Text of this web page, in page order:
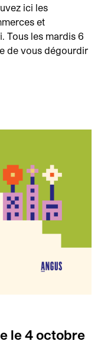
ici les
et
Tous les mardis 6
de vous dégourdir
le 4 octobre